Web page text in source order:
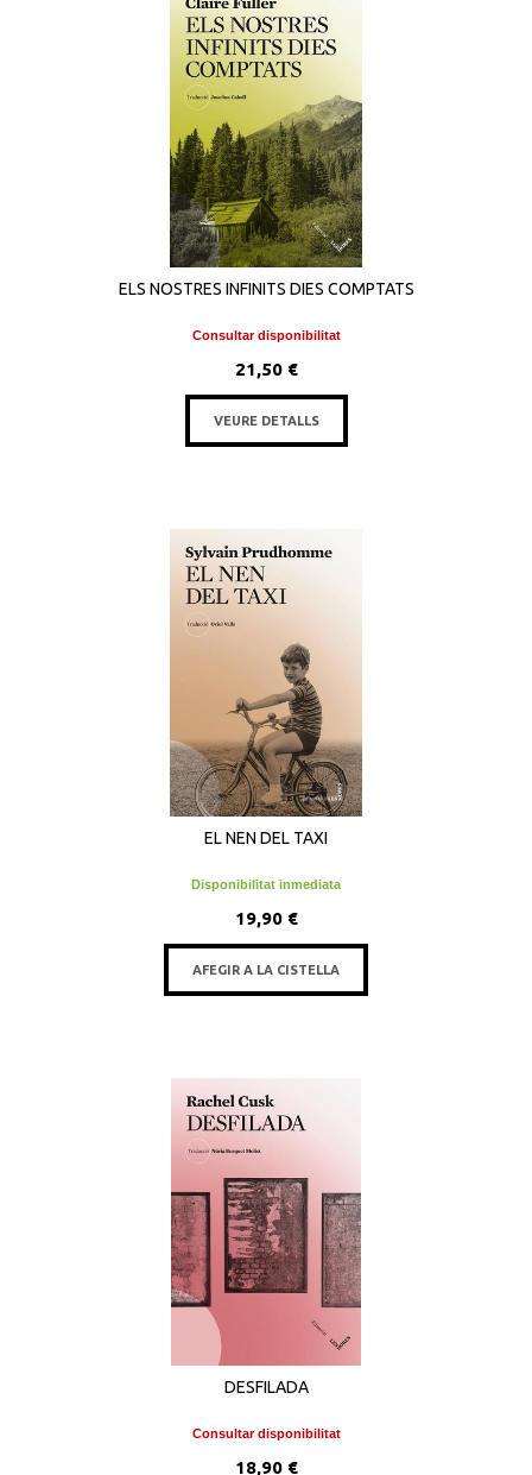
ELS NOSTRES INFINITS DIES COMPTATS
Consultar disponibilitat
21,50 €
VEURE DETALLS
EL NEN DEL TAXI
Disponibilitat inmediata
19,90 €
AFEGIR A LA CISTELLA
DESFILADA
Consultar disponibilitat
18,90 €